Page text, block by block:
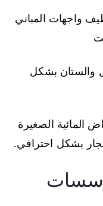
واجهات المباني
والستان بشكل
المائية الصغيرة
بشكل احترافي.